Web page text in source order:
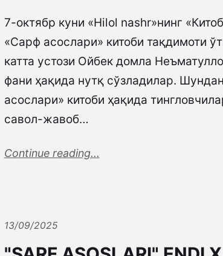
7-октябр куни «Hilol nashr»нинг
«Сарф асослари» китоби тақдимоти
катта устози Ойбек домла
фани ҳақида нутқ сўзладилар.
асослари» китоби ҳақида
савол-жавоб…
Continue reading...
13/09/2025